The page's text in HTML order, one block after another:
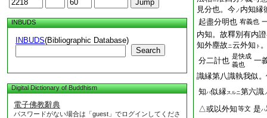
INBUDS
INBUDS(Bibliographic Database)
Search
Digital Dictionary of Buddhism
電子佛教辭典
パスワードがない場合は「guest」でログインしてくださ
見分也。今ノ 内知縁
起盡分明也 宥義也
内知。故釋別有内
知外塵故ニ云外知 ト
分二計也 是快成
義也
一
識縁第八識執我似
知ハ似縁スルニ第六識
△或以外知 等文 是ハ